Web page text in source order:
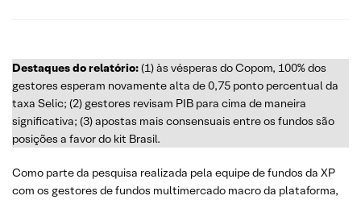
Destaques do relatório:(1) às vésperas do Copom, 100% dos
gestores esperam novamente alta de 0,75 ponto percentual da
taxa Selic; (2) gestores revisam PIB para cima de maneira
significativa; (3) apostas mais consensuais entre os fundos são
posições a favor do kit Brasil.
Como parte da pesquisa realizada pela equipe de fundos da XP
com os gestores de fundos multimercado macro da plataforma,